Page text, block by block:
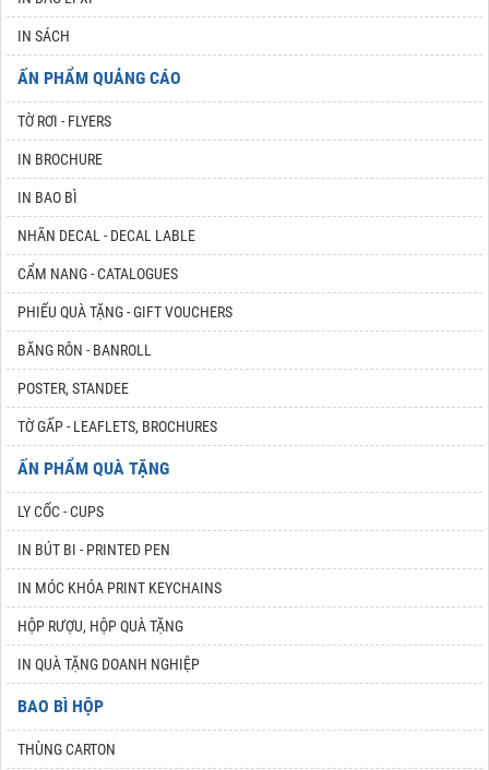
IN SÁCH
ẤN PHẨM QUẢNG CÁO
TỜ RƠI - FLYERS
IN BROCHURE
IN BAO BÌ
NHÃN DECAL - DECAL LABLE
CẨM NANG - CATALOGUES
PHIẾU QUÀ TẶNG - GIFT VOUCHERS
BĂNG RÔN - BANROLL
POSTER, STANDEE
TỜ GẤP - LEAFLETS, BROCHURES
ẤN PHẨM QUÀ TẶNG
LY CỐC - CUPS
IN BÚT BI - PRINTED PEN
IN MÓC KHÓA PRINT KEYCHAINS
HỘP RƯỢU, HỘP QUÀ TẶNG
IN QUÀ TẶNG DOANH NGHIỆP
BAO BÌ HỘP
THÙNG CARTON